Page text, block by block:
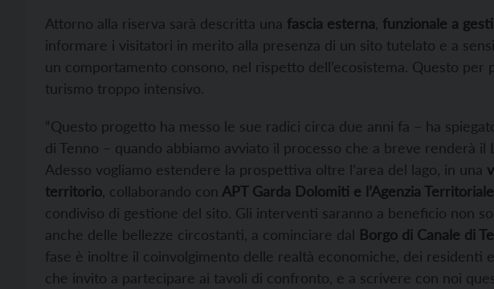
Attorno alla riserva sarà descritta una fascia esterna funzionale a
informare i visitatori in merito alla presenza di un sito tutelato e a
un comportamento consono, nel rispetto dell’ecosistema. Questo
turismo troppo intensivo.
“Questo progetto ha messo le sue radici circa due anni fa – ha
di Tenno – quando abbiamo avviato il processo che a breve renderà il
Adesso vogliamo estendere la prospettiva oltre l’area del lago, in una
territorio , collaborando con APT Garda Dolomiti e l’Agenzia
condiviso di gestione del sito. Gli interventi saranno a beneficio non
anche delle bellezze circostanti, a cominciare dal Borgo di Canale di
fase è inoltre il coinvolgimento delle realtà economiche, dei residenti
che invito a partecipare ai tavoli di confronto, e a scrivere con noi